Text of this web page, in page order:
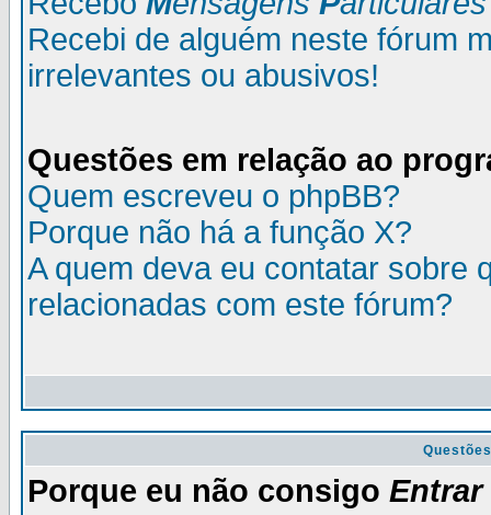
Recebi de alguém neste fórum
irrelevantes ou abusivos!
Questões em relação ao
Quem escreveu o phpBB?
Porque não há a função X?
A quem deva eu contatar sobre
relacionadas com este fórum?
Porque eu não consigo Entrar